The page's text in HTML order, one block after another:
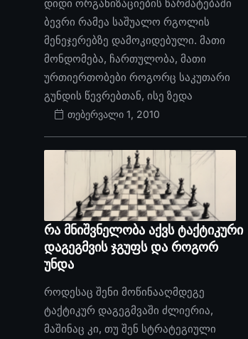
დიდი ორგანიზაციების წარმატებაში
ბევრი რამეა საშუალო რგოლის
მენეჯერებზე დამოკიდებული. მათი
მონდომება, ჩართულობა, მათი
ურთიერთობები როგორც საკუთარი
გუნდის წევრებთან, ისე ზედა
თებერვალი 1, 2010
რა მნიშვნელობა აქვს ტაქტიკური
დაგეგმვის ჯგუფს და როგორ
უნდა
როდესაც შენი მოწინააღმდეგე
ტაქტიკურ დაგეგმვაში ძლიერია,
მაშინაც კი, თუ შენ სტრატეგიული